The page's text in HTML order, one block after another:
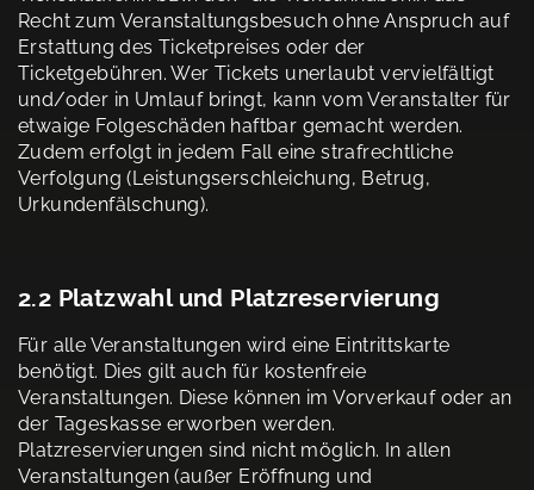
Recht zum Veranstaltungsbesuch ohne Anspruch auf
Erstattung des Ticketpreises oder der
Ticketgebühren. Wer Tickets unerlaubt vervielfältigt
und/oder in Umlauf bringt, kann vom Veranstalter für
etwaige Folgeschäden haftbar gemacht werden.
Zudem erfolgt in jedem Fall eine strafrechtliche
Verfolgung (Leistungserschleichung, Betrug,
Urkundenfälschung).
2.2 Platzwahl und Platzreservierung
Für alle Veranstaltungen wird eine Eintrittskarte
benötigt. Dies gilt auch für kostenfreie
Veranstaltungen. Diese können im Vorverkauf oder an
der Tageskasse erworben werden.
Platzreservierungen sind nicht möglich. In allen
Veranstaltungen (außer Eröffnung und